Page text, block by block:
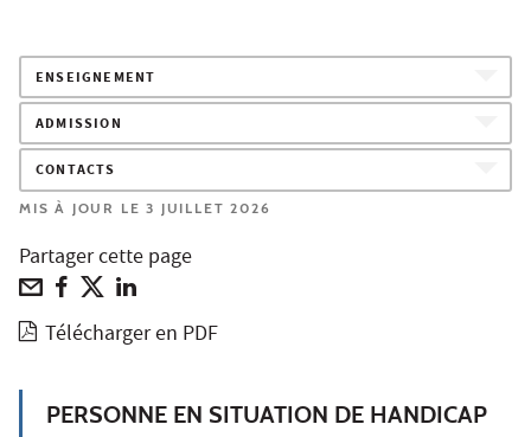
ENSEIGNEMENT
ADMISSION
CONTACTS
MIS À JOUR LE 3 JUILLET 2026
Partager cette page
Télécharger en PDF
PERSONNE EN SITUATION DE HANDICAP